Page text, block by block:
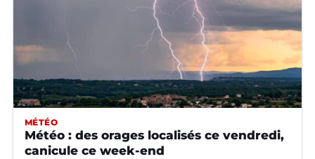
MÉTÉO
Météo : des orages localisés ce vendredi,
canicule ce week-end